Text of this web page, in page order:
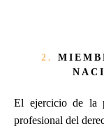
2.
El ejercicio de la
profesional del